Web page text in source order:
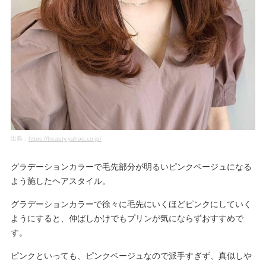
出典： https://beauty.yahoo.co.jp/
グラデーションカラーで毛先部分が明るいピンクベージュになる
よう施したヘアスタイル。
グラデーションカラーで徐々に毛先にいくほどピンクにしていく
ようにすると、伸ばしかけでもプリンが気にならずおすすめで
す。
ピンクといっても、ピンクベージュなので派手すぎず、真似しや